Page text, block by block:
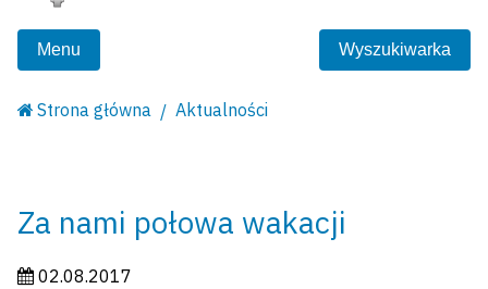
Menu Wyszukiwarka
Strona główna Aktualności
Za nami połowa wakacji
Data publikacji:
02.08.2017